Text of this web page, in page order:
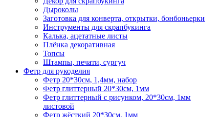
Дыроколы
Заготовка для конверта, открытки, бонбоньерки
Инструменты для скрапбукинга
Калька, ацетатные листы
Плёнка декоративная
Топсы
Штампы, печати, сургуч
Фетр для рукоделия
Фетр 20*30см, 1,4мм, набор
Фетр глиттерный 20*30см, 1мм
Фетр глиттерный с рисунком, 20*30см, 1мм
листовой
Фетр жёсткий 20*30см, 1мм